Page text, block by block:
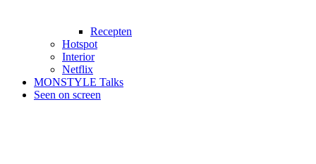
Recepten
Hotspot
Interior
Netflix
MONSTYLE Talks
Seen on screen